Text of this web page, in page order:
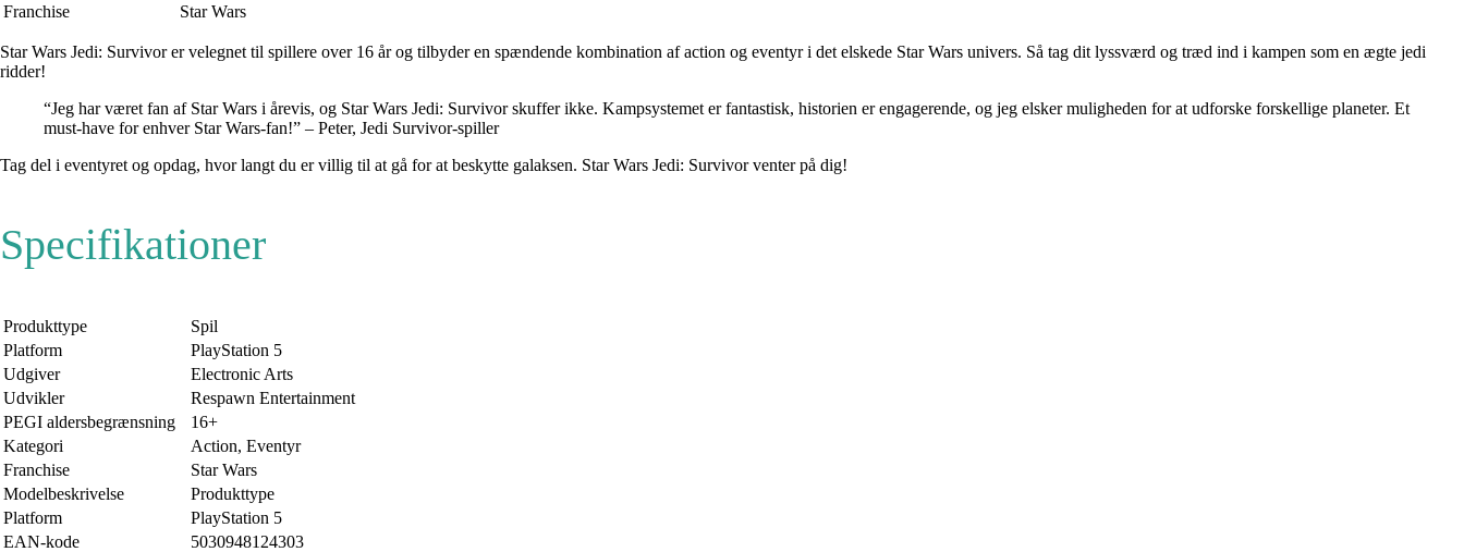
Franchise
Star Wars
Star Wars Jedi: Survivor er velegnet til spillere over 16 år og tilbyder en spændende kombination af action og eventyr i det elskede Star Wars univers. Så tag dit lyssværd og træd ind i kampen som en ægte jedi
ridder!
“Jeg har været fan af Star Wars i årevis, og Star Wars Jedi: Survivor skuffer ikke. Kampsystemet er fantastisk, historien er engagerende, og jeg elsker muligheden for at udforske forskellige planeter. Et
must-have for enhver Star Wars-fan!” – Peter, Jedi Survivor-spiller
Tag del i eventyret og opdag, hvor langt du er villig til at gå for at beskytte galaksen. Star Wars Jedi: Survivor venter på dig!
Specifikationer
Produkttype
Spil
Platform
PlayStation 5
Udgiver
Electronic Arts
Udvikler
Respawn Entertainment
PEGI aldersbegrænsning
16+
Kategori
Action, Eventyr
Franchise
Star Wars
Modelbeskrivelse
Produkttype
Platform
PlayStation 5
EAN-kode
5030948124303